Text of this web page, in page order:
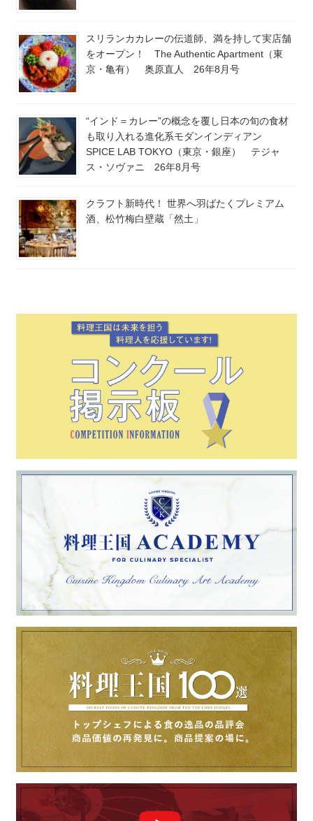
スリランカカレーの伝道師、満を持して実店舗
をオープン！ The Authentic Apartment（東
京・亀有） 奥原直人 26年8月号
“インド＝カレー”の概念を覆し日本の旬の食材
も取り入れる進化系モダンインディアン
SPICE LAB TOKYO（東京・銀座） テジャ
ス・ソヴァニ 26年8月号
クラフト新時代！ 世界へ羽ばたくプレミアム
酒、松竹梅白壁蔵「然土」